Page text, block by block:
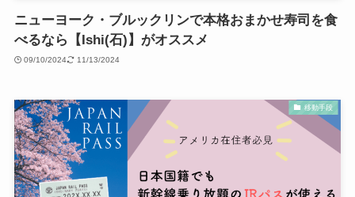
ニューヨーク・ブルックリンで本格おまかせ寿司を食
べるなら【Ishi(石)】がオススメ
09/10/2024 11/13/2024
移動手段